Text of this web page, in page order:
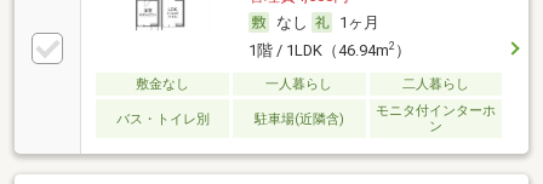
なし
1ヶ月
1階 / 1LDK（46.94m2）
敷金なし 一人暮らし 二人暮らし
バス・トイレ別 駐車場(近隣含)
モニタ付インターホ
ン